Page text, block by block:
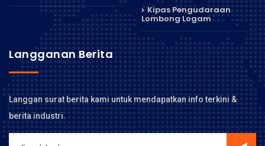
Kipas Pengudaraan
Lombong Logam
Langganan Berita
Langgan surat berita kami untuk mendapatkan info terkini &
berita industri.